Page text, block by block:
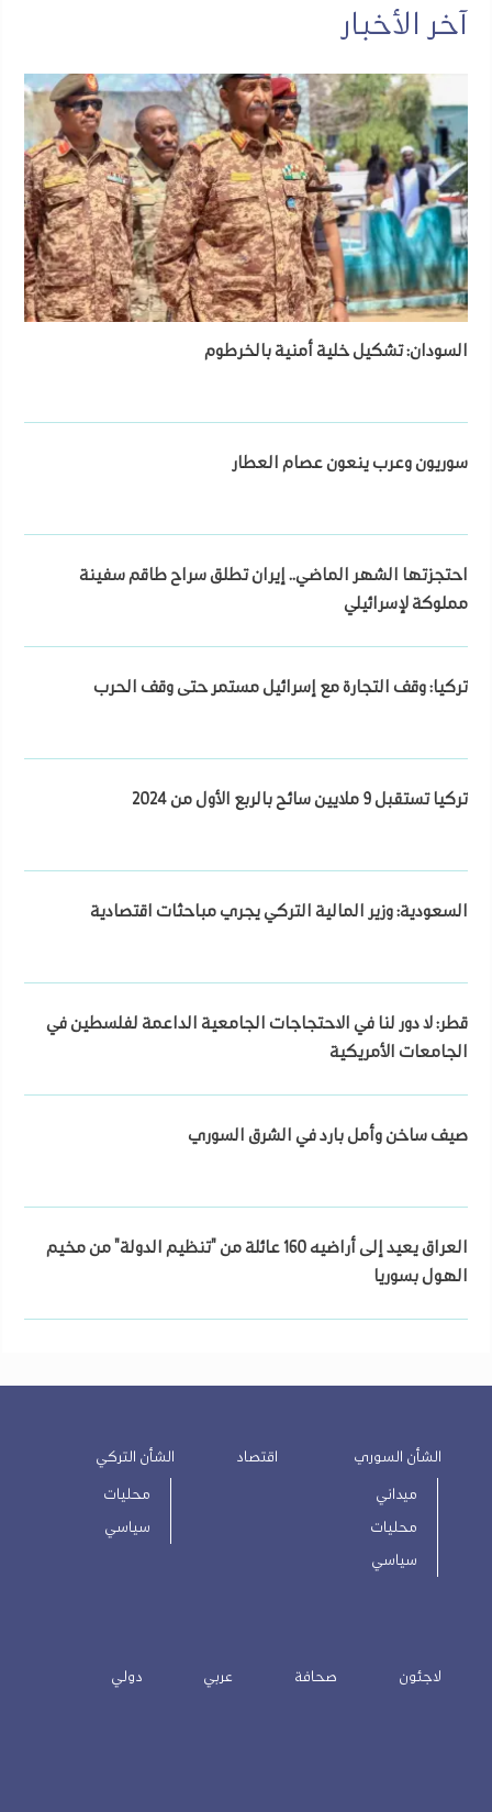
آخر الأخبار
السودان: تشكيل خلية أمنية بالخرطوم
سوريون وعرب ينعون عصام العطار
احتجزتها الشهر الماضي.. إيران تطلق سراح طاقم سفينة
مملوكة لإسرائيلي
تركيا: وقف التجارة مع إسرائيل مستمر حتى وقف الحرب
تركيا تستقبل 9 ملايين سائح بالربع الأول من 2024
السعودية: وزير المالية التركي يجري مباحثات اقتصادية
قطر: لا دور لنا في الاحتجاجات الجامعية الداعمة لفلسطين في
الجامعات الأمريكية
صيف ساخن وأمل بارد في الشرق السوري
العراق يعيد إلى أراضيه 160 عائلة من "تنظيم الدولة" من مخيم
الهول بسوريا
الشأن السوري
ميداني
محليات
سياسي
اقتصاد الشأن التركي
محليات
سياسي
لاجئون صحافة عربي دولي